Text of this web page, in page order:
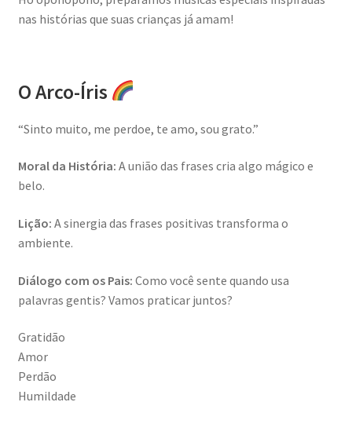
nas histórias que suas crianças já amam!
O Arco-Íris
“Sinto muito, me perdoe, te amo, sou grato.”
Moral da História: A união das frases cria algo mágico e
belo.
Lição: A sinergia das frases positivas transforma o
ambiente.
Diálogo com os Pais: Como você sente quando usa
palavras gentis? Vamos praticar juntos?
Gratidão
Amor
Perdão
Humildade